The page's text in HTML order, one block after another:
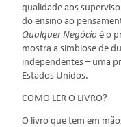
qualidade aos
do ensino ao
Qualquer Negócio é o
mostra a simbiose de
independentes – uma
Estados Unidos.
COMO LER O LIVRO?
O livro que tem em